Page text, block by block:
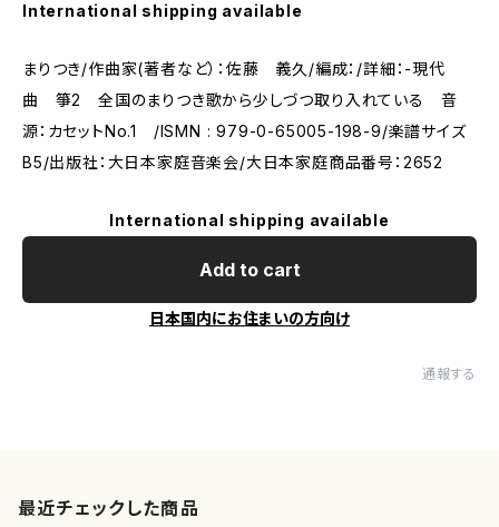
International shipping available
まりつき/作曲家(著者など）：佐藤 義久/編成：/詳細：-現代
曲 箏2 全国のまりつき歌から少しづつ取り入れている 音
源：カセットNo.1 /ISMN : 979-0-65005-198-9/楽譜サイズ
B5/出版社：大日本家庭音楽会/大日本家庭商品番号：2652
International shipping available
Add to cart
日本国内にお住まいの方向け
通報する
最近チェックした商品